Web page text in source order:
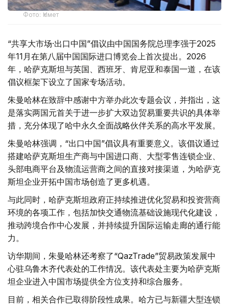
Фото: Үкімет
“共享大市场·出口中国”倡议由中国国务院总理李强于2025
年11月在第八届中国国际进口博览会上首次提出。2026
年，哈萨克斯坦与英国、西班牙、肯尼亚和泰国一道，在该
倡议框架下设立了国家专场活动。
朱曼哈林在致辞中感谢中方举办此次专题会议，并指出，这
是落实两国元首关于进一步扩大双边贸易重要共识的具体举
措，充分体现了哈中永久全面战略伙伴关系的高水平发展。
朱曼哈林强调，“出口中国”倡议具有重要意义。该倡议通过
搭建哈萨克斯坦生产商与中国进口商、大型零售连锁企业、
头部电商平台及物流运营商之间的直接对接渠道，为哈萨克
斯坦企业开拓中国市场创造了更多机遇。
与此同时，哈萨克斯坦政府正持续推进优化贸易和投资营商
环境的各项工作，包括加快交通物流基础设施现代化建设，
推动跨境合作中心发展，并持续提升国际运输走廊的通行能
力。
访华期间，朱曼哈林还考察了“QazTrade”贸易政策发展中
心驻乌鲁木齐代表处的工作情况。该代表处主要为哈萨克斯
坦企业进入中国市场提供全方位支持和综合服务。
目前，相关合作已取得阶段性成果。哈方已与新疆大型连锁